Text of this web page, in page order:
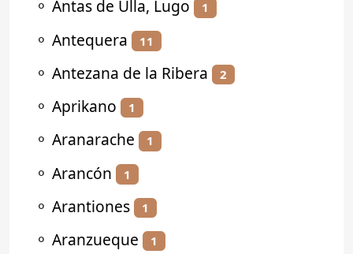
⚬ Antas de Ulla, Lugo 1
⚬ Antequera 11
⚬ Antezana de la Ribera 2
⚬ Aprikano 1
⚬ Aranarache 1
⚬ Arancón 1
⚬ Arantiones 1
⚬ Aranzueque 1